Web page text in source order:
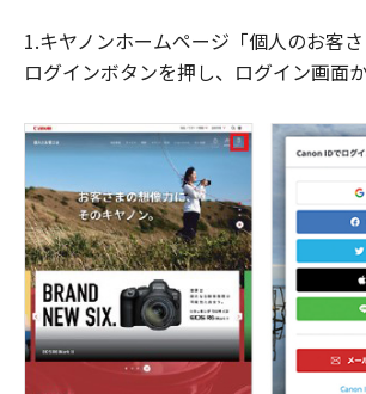
1.キヤノンホームページ「個人のお客
ログインボタンを押し、ログイン画面